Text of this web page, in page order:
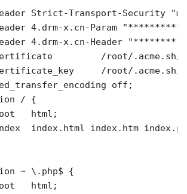
Strict-Transport-Security
4.drm-x.cn-Param
4.drm-x.cn-Header
demo12cn.hhsview.com.cer;
demo12cn.hhsview.com.key;
off;
/ {
html;
index.html index.htm
~ \.php$ {
html;